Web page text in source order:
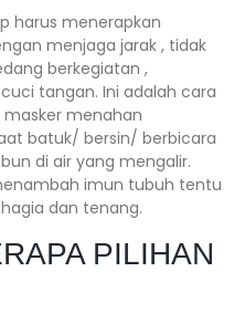
harus menerapkan
menjaga jarak , tidak
berkegiatan ,
tangan. Ini adalah cara
menahan
batuk/ bersin/ berbicara
di air yang mengalir.
imun tubuh tentu
dan tenang.
PILIHAN